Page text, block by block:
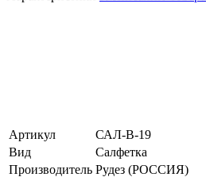
Артикул
САЛ-В-19
Вид
Салфетка
Производитель Рудез (РОССИЯ)